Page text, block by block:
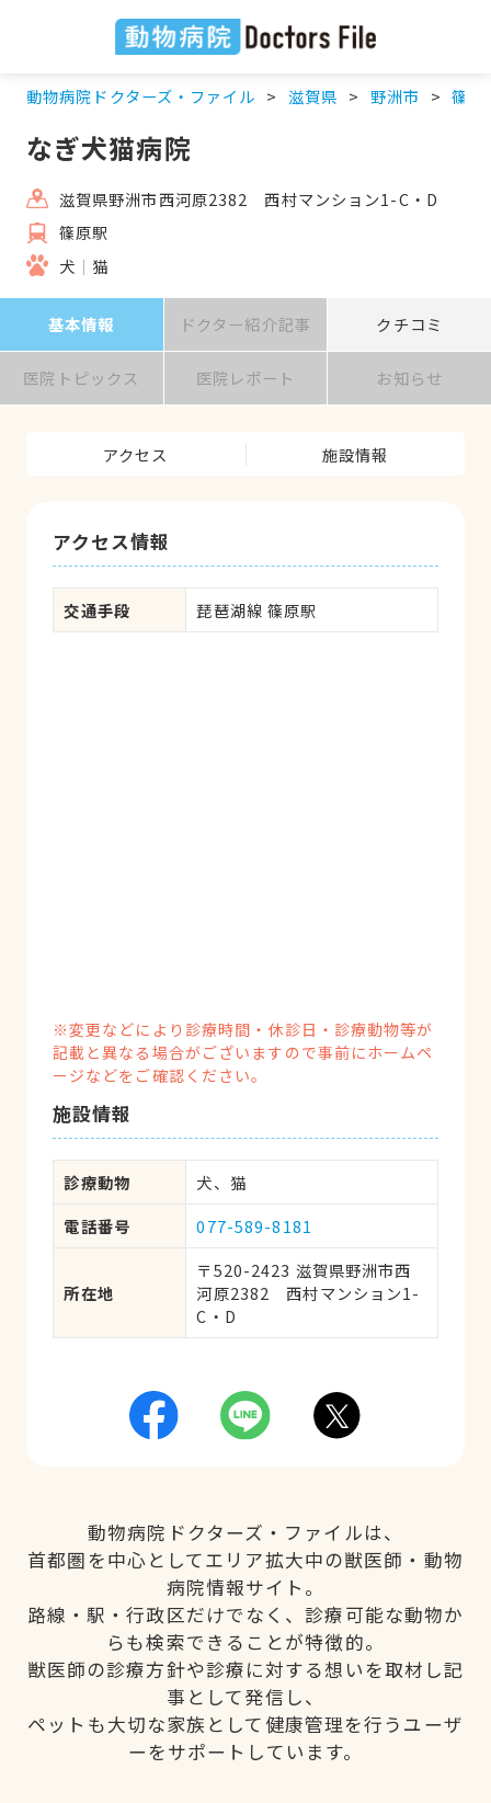
動物病院ドクターズ・ファイル 滋賀県 野洲市 篠原
なぎ犬猫病院
滋賀県野洲市西河原2382 西村マンション1-C・D
篠原駅
犬
猫
基本情報 ドクター紹介記事 クチコミ
医院トピックス 医院レポート お知らせ
アクセス 施設情報
アクセス情報
交通手段 琵琶湖線 篠原駅
※変更などにより診療時間・休診日・診療動物等が
記載と異なる場合がございますので事前にホームペ
ージなどをご確認ください。
施設情報
診療動物
犬、猫
電話番号
077-589-8181
所在地
〒520-2423 滋賀県野洲市西
河原2382　西村マンション1-
C・D
動物病院ドクターズ・ファイルは、
首都圏を中心としてエリア拡大中の獣医師・動物
病院情報サイト。
路線・駅・行政区だけでなく、診療可能な動物か
らも検索できることが特徴的。
獣医師の診療方針や診療に対する想いを取材し記
事として発信し、
ペットも大切な家族として健康管理を行うユーザ
ーをサポートしています。